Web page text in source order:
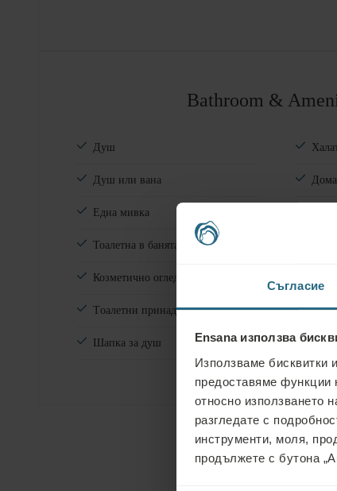
Съгласие
Ensana използва
Използваме бисквитки
предоставяме
относно използването
разгледате с
инструменти, моля,
продължете с бутона
Bathroom &
Душ
Душ или вана
Една мивка
Тоалетна в банята
Козметично огледало
Tоалетни принадлежности
Шапка за душ